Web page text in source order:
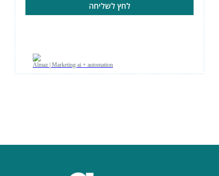
לחץ לשליחה
Almaz | Marketing ai + automation